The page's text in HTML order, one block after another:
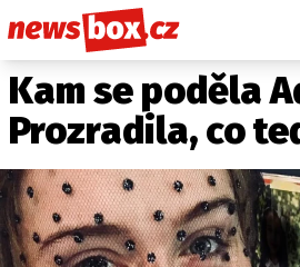
DOMÁCÍ
ZAHRANIČÍ
KRIMI
EKONOMIKA
Kam se poděla
Prozradila, co